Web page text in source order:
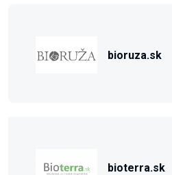
bioruza.sk
bioterra.sk